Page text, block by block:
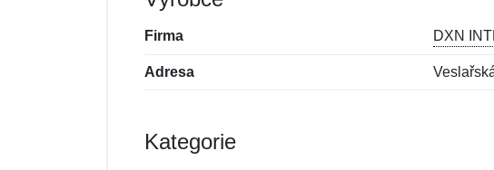
Firma DXN
Adresa
Kategorie